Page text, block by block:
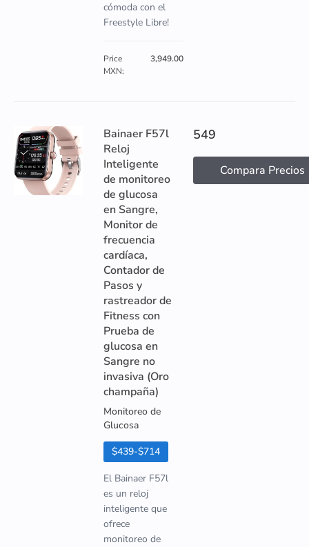
cómoda con el
Freestyle Libre!
Price
MXN:
3,949.00
Bainaer F57l
Reloj
Inteligente
de monitoreo
de glucosa
en Sangre,
Monitor de
frecuencia
cardíaca,
Contador de
Pasos y
rastreador de
Fitness con
Prueba de
glucosa en
Sangre no
invasiva (Oro
champaña)
Monitoreo de
Glucosa
$439-$714
El Bainaer F57l
es un reloj
inteligente que
ofrece
monitoreo de
549
Compara Precios